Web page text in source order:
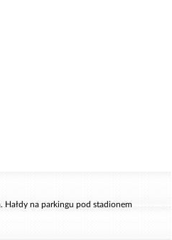
Hałdy na parkingu pod stadionem